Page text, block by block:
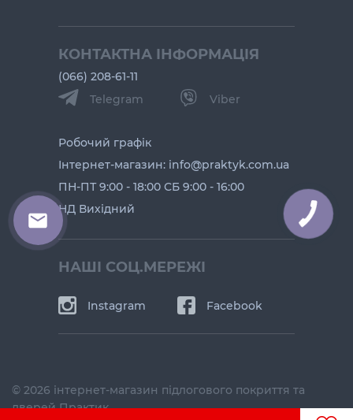
КОНТАКТНА ІНФОРМАЦІЯ
(066) 208-61-11
Telegram
Viber
Робочий графік
Інтернет-магазин: info@praktyk.com.ua
ПН-ПТ 9:00 - 18:00 СБ 9:00 - 16:00
НД Вихідний
НАШІ СОЦ.МЕРЕЖІ
Instagram Facebook
© 2026 інтернет-магазин підлогового покриття та
дверей Практик
КНОПКА
ЗВ'ЯЗКУ